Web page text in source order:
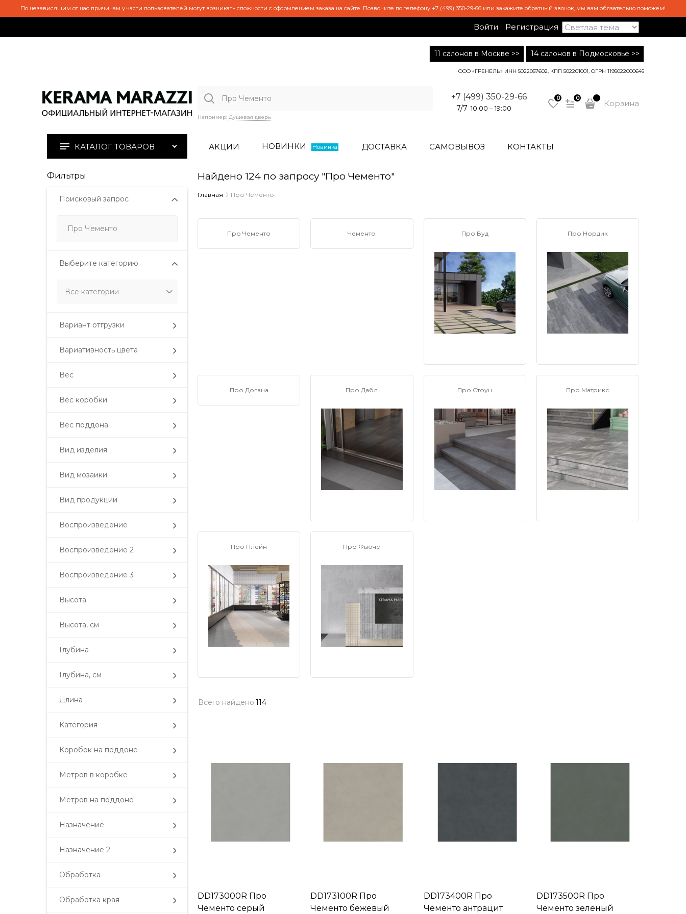
По независящим от нас причинам у части пользователей могут возникать сложности с оформлением заказа на сайте. Позвоните по телефону +7 (499) 350-29-66 или закажите обратный звонок, мы вам обязательно поможем!
Войти Регистрация
11 салонов в Москве >> 14 салонов в Подмосковье >>
ООО «ГРЕНЕЛЬ» ИНН 5022057602, КПП 502201001, ОГРН 1195022000645
Например: Душевая дверь
+7 (499) 350-29-66
7/7 10:00 – 19:00
0 0
Корзина
КАТАЛОГ ТОВАРОВ АКЦИИ НОВИНКИ Новинка ДОСТАВКА САМОВЫВОЗ КОНТАКТЫ
Фильтры
Поисковый запрос
Выберите категорию
Вариант отгрузки
Вариативность цвета
Вес
Вес коробки
Вес поддона
Вид изделия
Вид мозаики
Вид продукции
Воспроизведение
Воспроизведение 2
Воспроизведение 3
Высота
Высота, см
Глубина
Глубина, см
Длина
Категория
Коробок на поддоне
Метров в коробке
Метров на поддоне
Назначение
Назначение 2
Обработка
Обработка края
Найдено 124 по запросу "Про Чементо"
Главная Про Чементо
Про Чементо Чементо Про Вуд Про Нордик
Про Догана Про Дабл Про Стоун Про Матрикс
Про Плейн Про Фьюче
Всего найдено:114
DD173000R Про
Чементо серый
DD173100R Про
Чементо бежевый
DD173400R Про
Чементо антрацит
DD173500R Про
Чементо зелёный